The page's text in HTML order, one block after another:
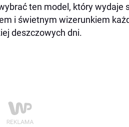
ten model, który wydaje
i świetnym wizerunkiem
deszczowych dni.